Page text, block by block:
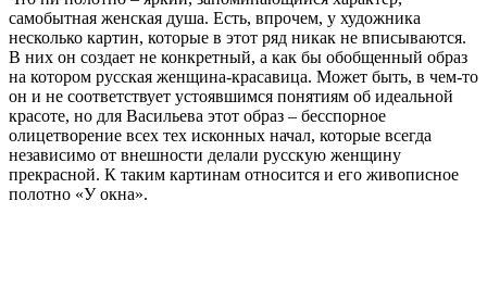
самобытная женская душа. Есть, впрочем, у художника
несколько картин, которые в этот ряд никак не вписываются.
В них он создает не конкретный, а как бы обобщенный образ
на котором русская женщина-красавица. Может быть, в чем-то
он и не соответствует устоявшимся понятиям об идеальной
красоте, но для Васильева этот образ – бесспорное
олицетворение всех тех исконных начал, которые всегда
независимо от внешности делали русскую женщину
прекрасной. К таким картинам относится и его живописное
полотно «У окна».